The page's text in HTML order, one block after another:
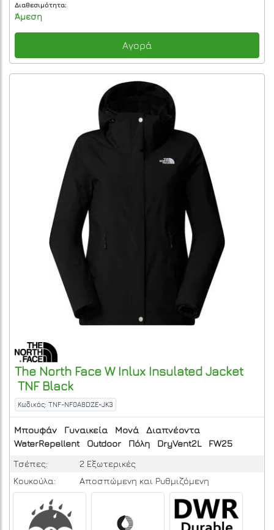
Διαθεσιμότητα:
Άμεση
Αγορά
The North Face W Inlux Insulated Jacket
TNF Black
Κωδικός: TNF-NF0A8DZE-JK3
Μπουφάν Γυναικεία Μονά
Διαπνέοντα
WaterRepellent
Outdoor Πόλη DryVent2L
FW25
Τσέπες:
2 Εξωτερικές
Κουκούλα:
Αποσπώμενη και Ρυθμιζόμενη